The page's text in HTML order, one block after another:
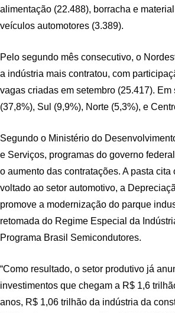
alimentação (22.488), borracha e
veículos automotores (3.389).
Pelo segundo mês consecutivo, o
a indústria mais contratou, com
vagas criadas em setembro (25.417).
(37,8%), Sul (9,9%), Norte (5,3%), e
Segundo o Ministério do
e Serviços, programas do governo
o aumento das contratações. A pasta cita
voltado ao setor automotivo, a
promove a modernização do parque
retomada do Regime Especial da
Programa Brasil Semicondutores.
“Como resultado, o setor produtivo já
investimentos que chegam a R$ 1,6
anos, R$ 1,06 trilhão da indústria da